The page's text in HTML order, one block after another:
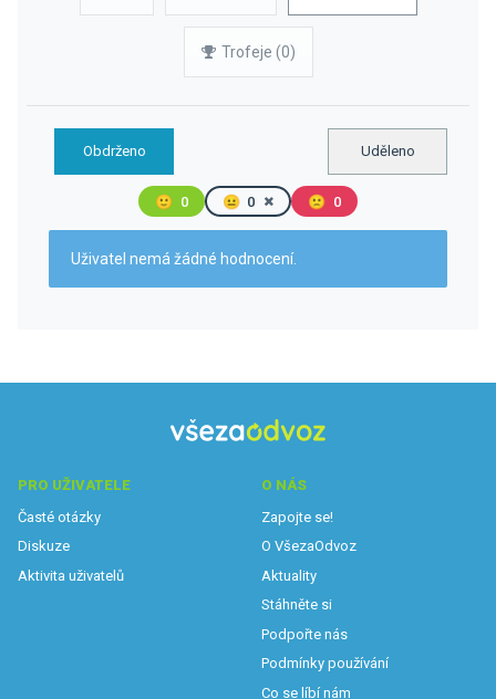
Trofeje (0)
Obdrženo Uděleno
🙂 0 😐 0 🙁 0
Uživatel nemá žádné hodnocení.
PRO UŽIVATELE
Časté otázky
Diskuze
Aktivita uživatelů
O NÁS
Zapojte se!
O VšezaOdvoz
Aktuality
Stáhněte si
Podpořte nás
Podmínky používání
Co se líbí nám